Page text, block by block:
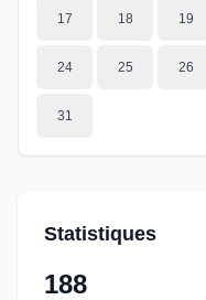
17 18 19
24 25 26
31
Statistiques
188